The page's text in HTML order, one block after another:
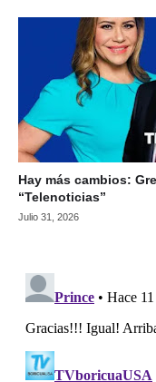
Hay más cambios:
“Telenoticias”
Julio 31, 2026